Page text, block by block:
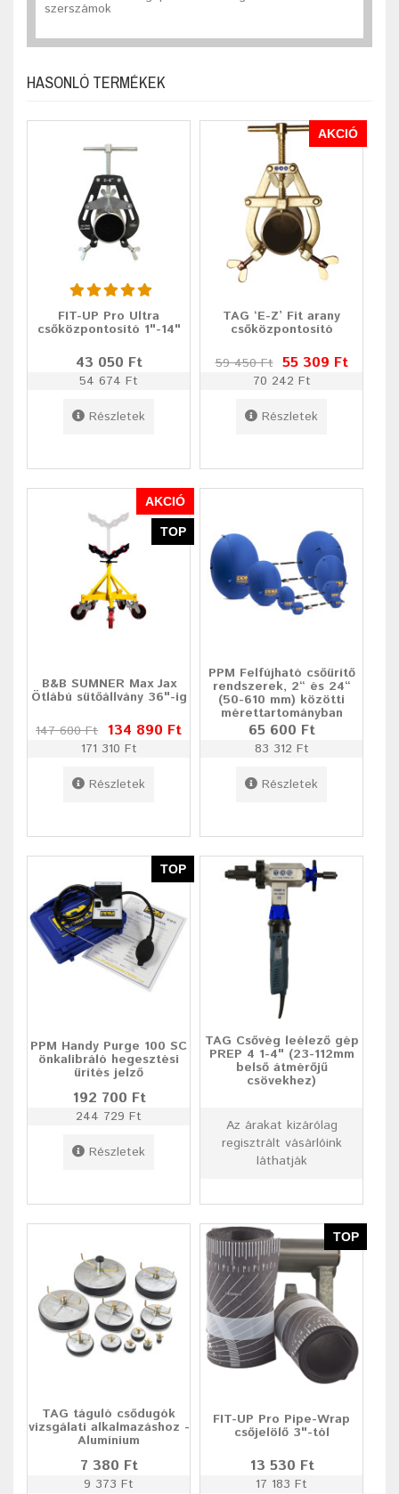
szerszámok
HASONLÓ TERMÉKEK
FIT-UP Pro Ultra
csőközpontosító 1"-14"
43 050 Ft
54 674 Ft
Részletek
AKCIÓ
TAG ‘E-Z’ Fit arany
csőközpontosító
59 450 Ft 55 309 Ft
70 242 Ft
Részletek
AKCIÓ
TOP
B&B SUMNER Max Jax
Ötlábú sütőállvány 36"-ig
147 600 Ft 134 890 Ft
171 310 Ft
Részletek
PPM Felfújható csőürítő
rendszerek, 2“ és 24“
(50-610 mm) közötti
mérettartományban
65 600 Ft
83 312 Ft
Részletek
TOP
PPM Handy Purge 100 SC
önkalibráló hegesztési
ürítés jelző
192 700 Ft
244 729 Ft
Részletek
TAG Csővég leélező gép
PREP 4 1-4" (23-112mm
belső átmérőjű
csövekhez)
Az árakat kizárólag
regisztrált vásárlóink
láthatják
TAG táguló csődugók
vizsgálati alkalmazáshoz -
Alumínium
7 380 Ft
9 373 Ft
TOP
FIT-UP Pro Pipe-Wrap
csőjelölő 3"-tól
13 530 Ft
17 183 Ft